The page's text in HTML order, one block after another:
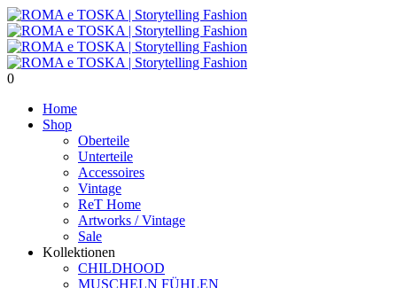
0
Home
Shop
Oberteile
Unterteile
Accessoires
Vintage
ReT Home
Artworks / Vintage
Sale
Kollektionen
CHILDHOOD
MUSCHELN FÜHLEN